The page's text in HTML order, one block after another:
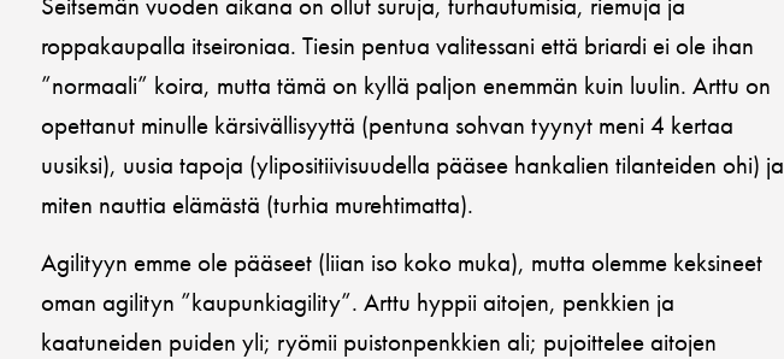
roppakaupalla itseironiaa. Tiesin pentua valitessani että briardi ei ole ihan
”normaali” koira, mutta tämä on kyllä paljon enemmän kuin luulin. Arttu on
opettanut minulle kärsivällisyyttä (pentuna sohvan tyynyt meni 4 kertaa
uusiksi), uusia tapoja (ylipositiivisuudella pääsee hankalien tilanteiden ohi) ja
miten nauttia elämästä (turhia murehtimatta).
Agilityyn emme ole pääseet (liian iso koko muka), mutta olemme keksineet
oman agilityn ”kaupunkiagility”. Arttu hyppii aitojen, penkkien ja
kaatuneiden puiden yli; ryömii puistonpenkkien ali; pujoittelee aitojen